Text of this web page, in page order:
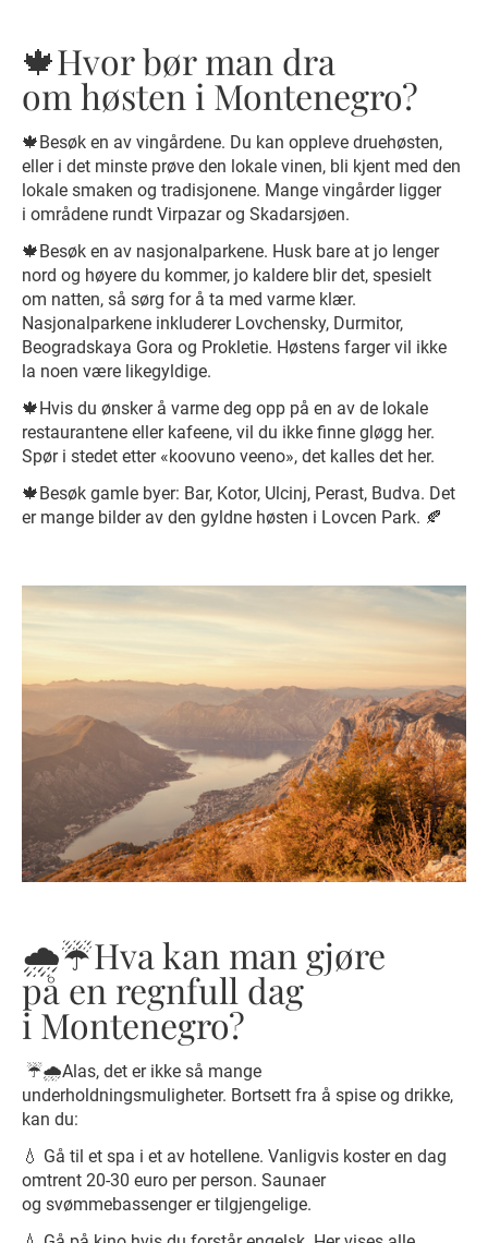
🍁Hvor bør man dra
om høsten i Montenegro?
🍁Besøk en av vingårdene. Du kan oppleve druehøsten,
eller i det minste prøve den lokale vinen, bli kjent med den
lokale smaken og tradisjonene. Mange vingårder ligger
i områdene rundt Virpazar og Skadarsjøen.
🍁Besøk en av nasjonalparkene. Husk bare at jo lenger
nord og høyere du kommer, jo kaldere blir det, spesielt
om natten, så sørg for å ta med varme klær.
Nasjonalparkene inkluderer Lovchensky, Durmitor,
Beogradskaya Gora og Prokletie. Høstens farger vil ikke
la noen være likegyldige.
🍁Hvis du ønsker å varme deg opp på en av de lokale
restaurantene eller kafeene, vil du ikke finne gløgg her.
Spør i stedet etter «koovuno veeno», det kalles det her.
🍁Besøk gamle byer: Bar, Kotor, Ulcinj, Perast, Budva. Det
er mange bilder av den gyldne høsten i Lovcen Park. 🍂
🌧️☔️Hva kan man gjøre
på en regnfull dag
i Montenegro?
☔️🌧️Alas, det er ikke så mange
underholdningsmuligheter. Bortsett fra å spise og drikke,
kan du:
💧 Gå til et spa i et av hotellene. Vanligvis koster en dag
omtrent 20-30 euro per person. Saunaer
og svømmebassenger er tilgjengelige.